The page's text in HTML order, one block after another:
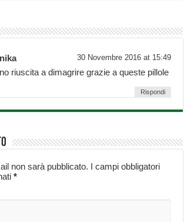
30 Novembre 2016 at 15:49
riuscita a dimagrire grazie a queste pillole
Rispondi
non sarà pubblicato. I campi obbligatori
*